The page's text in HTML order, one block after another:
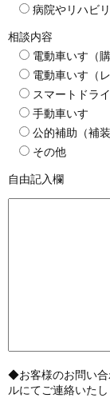
病院やリハビ
相談内容
電動車いす（購
電動車いす（レ
スマートドラ
手動車いす
公的補助（補
その他
自由記入欄
◆お客様のお問い合
ルにてご連絡いたし